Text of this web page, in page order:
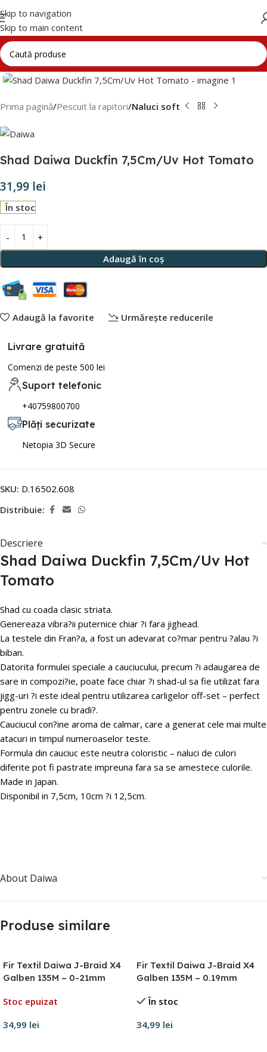
Skip to navigation
Skip to main content
Click to enlarge
Prima pagină Pescuit la rapitori Naluci soft
Shad Daiwa Duckfin 7,5Cm/Uv Hot Tomato
31,99 lei
În stoc
Adaugă în coș
Adaugă la favorite Urmărește reducerile
Livrare gratuită
Comenzi de peste 500 lei
Suport telefonic
+40759800700
Plăți securizate
Netopia 3D Secure
SKU: D.16502.608
Distribuie:
Descriere
Shad Daiwa Duckfin 7,5Cm/Uv Hot
Tomato
Shad cu coada clasic striata.
Genereaza vibra?ii puternice chiar ?i fara jighead.
La testele din Fran?a, a fost un adevarat co?mar pentru ?alau ?i
biban.
Datorita formulei speciale a cauciucului, precum ?i adaugarea de
sare in compozi?ie, poate face chiar ?i shad-ul sa fie utilizat fara
jigg-uri ?i este ideal pentru utilizarea carligelor off-set – perfect
pentru zonele cu bradi?.
Cauciucul con?ine aroma de calmar, care a generat cele mai multe
atacuri in timpul numeroaselor teste.
Formula din cauciuc este neutra coloristic – naluci de culori
diferite pot fi pastrate impreuna fara sa se amestece culorile.
Made in Japan.
Disponibil in 7,5cm, 10cm ?i 12,5cm.
About Daiwa
Produse similare
Fir Textil Daiwa J-Braid X4
Galben 135M – 0-21mm
Stoc epuizat
34,99 lei
Fir Textil Daiwa J-Braid X4
Galben 135M – 0.19mm
În stoc
34,99 lei